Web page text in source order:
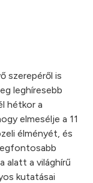
szerepéről is
leghíresebb
hétkor a
elmesélje a 11
élményét, és
alatt a világhírű
kutatásai